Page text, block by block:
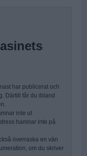
har publicerat och
Därtill får du ibland
inte ut
hamnar inte på
överraska en vän
om du skriver